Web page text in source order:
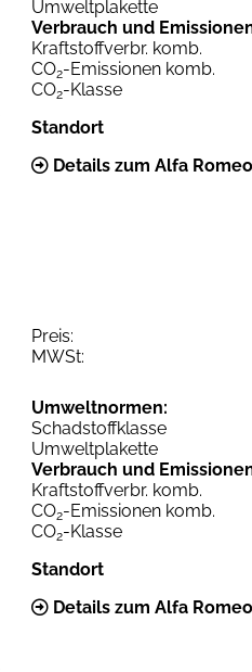
Umweltplakette
Verbrauch und
Kraftstoffverbr. komb.
CO2-Emissionen komb.
CO2-Klasse
Standort
Details zum Alfa
Preis:
MWSt:
Umweltnormen:
Schadstoffklasse
Umweltplakette
Verbrauch und
Kraftstoffverbr. komb.
CO2-Emissionen komb.
CO2-Klasse
Standort
Details zum Alfa